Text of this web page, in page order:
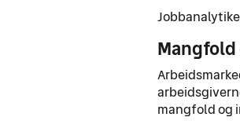
mangfold og